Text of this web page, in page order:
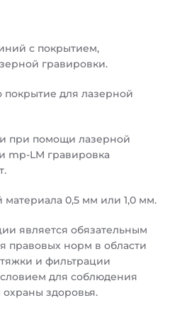
с покрытием,
гравировки.
покрытие для лазерной
при помощи лазерной
mp-LM гравировка
материала 0,5 мм или 1,0 мм.
является обязательным
правовых норм в области
и фильтрации
для соблюдения
здоровья.